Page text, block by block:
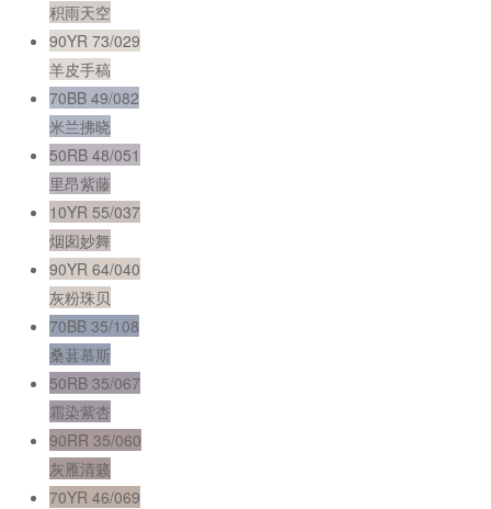
积雨天空
90YR 73/029
羊皮手稿
70BB 49/082
米兰拂晓
50RB 48/051
里昂紫藤
10YR 55/037
烟囱妙舞
90YR 64/040
灰粉珠贝
70BB 35/108
桑葚慕斯
50RB 35/067
霜染紫杏
90RR 35/060
灰雁清籁
70YR 46/069